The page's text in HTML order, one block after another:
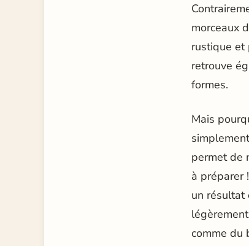
morceaux
rustique et
retrouve
formes.
Mais
permet de
à préparer
un résultat
comme du